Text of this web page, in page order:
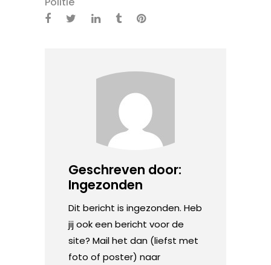
Geschreven door:
Ingezonden
Dit bericht is ingezonden. Heb
jij ook een bericht voor de
site? Mail het dan (liefst met
foto of poster) naar